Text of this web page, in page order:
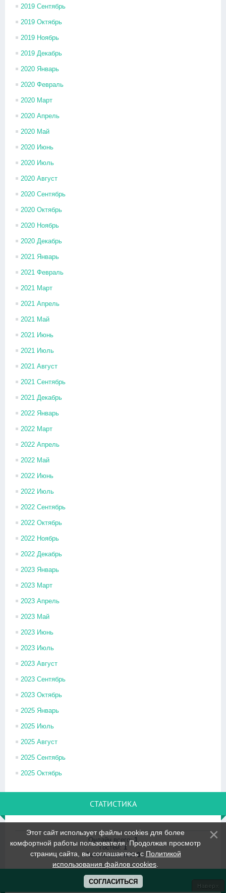
2019 Сентябрь
2019 Октябрь
2019 Ноябрь
2019 Декабрь
2020 Январь
2020 Февраль
2020 Март
2020 Апрель
2020 Май
2020 Июнь
2020 Июль
2020 Август
2020 Сентябрь
2020 Октябрь
2020 Ноябрь
2020 Декабрь
2021 Январь
2021 Февраль
2021 Март
2021 Апрель
2021 Май
2021 Июнь
2021 Июль
2021 Август
2021 Сентябрь
2021 Декабрь
2022 Январь
2022 Март
2022 Апрель
2022 Май
2022 Июнь
2022 Июль
2022 Сентябрь
2022 Октябрь
2022 Ноябрь
2022 Декабрь
2023 Январь
2023 Март
2023 Апрель
2023 Май
2023 Июнь
2023 Июль
2023 Август
2023 Сентябрь
2023 Октябрь
2025 Январь
2025 Июль
2025 Август
2025 Сентябрь
2025 Октябрь
СТАТИСТИКА
Онлайн всего:1
Гостей:1
Пользователей:0
ВХОД НА САЙТ
Этот сайт использует файлы cookies для более
комфортной работы пользователя. Продолжая просмотр
страниц сайта, вы соглашаетесь с Политикой
использования файлов cookies
СОГЛАСИТЬСЯ